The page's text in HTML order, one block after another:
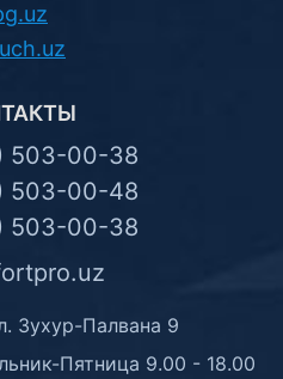
503-00-38
503-00-48
503-00-38
Зухур-Палвана 9
Пятница 9.00 - 18.00